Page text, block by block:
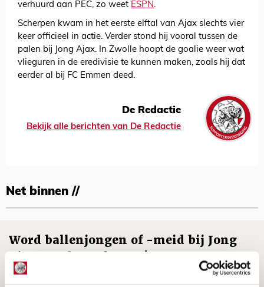
verhuurd aan PEC, zo weet ESPN.
Scherpen kwam in het eerste elftal van Ajax slechts vier
keer officieel in actie. Verder stond hij vooral tussen de
palen bij Jong Ajax. In Zwolle hoopt de goalie weer wat
vlieguren in de eredivisie te kunnen maken, zoals hij dat
eerder al bij FC Emmen deed.
De Redactie
Bekijk alle berichten van De Redactie
Net binnen //
Word ballenjongen of -meid bij Jong
Ajax - Helmond Sport!
06 AUGUSTUS 2026 - 13:13